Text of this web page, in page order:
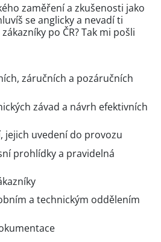
zaměření a zkušenosti jako
se anglicky a nevadí ti
po ČR? Tak mi pošli
záručních a pozáručních
závad a návrh efektivních
jejich uvedení do provozu
prohlídky a pravidelná
a technickým oddělením